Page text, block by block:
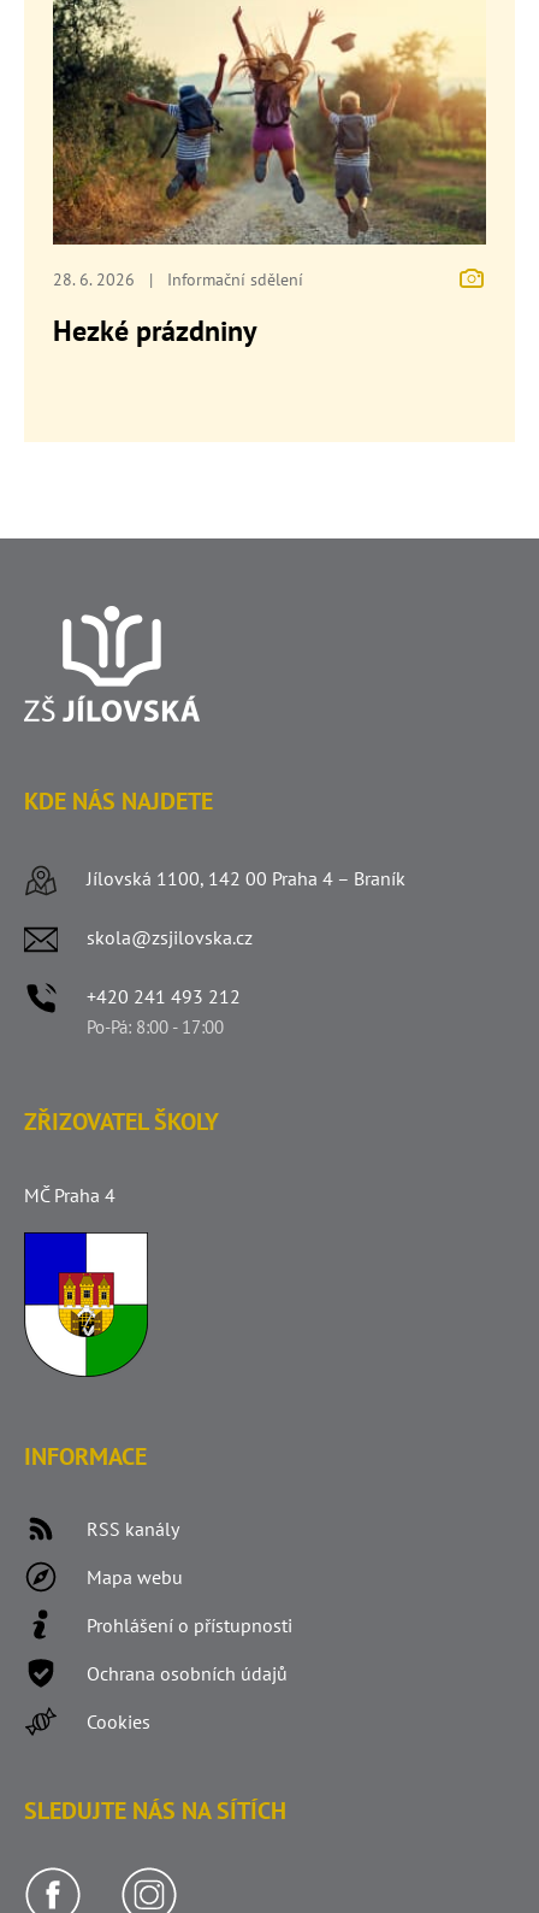
28. 6. 2026 | Informační sdělení
Hezké prázdniny
KDE NÁS NAJDETE
Jílovská 1100, 142 00 Praha 4 – Braník
skola@zsjilovska.cz
+420 241 493 212
Po-Pá: 8:00 - 17:00
ZŘIZOVATEL ŠKOLY
MČ Praha 4
INFORMACE
RSS kanály
Mapa webu
Prohlášení o přístupnosti
Ochrana osobních údajů
Cookies
SLEDUJTE NÁS NA SÍTÍCH